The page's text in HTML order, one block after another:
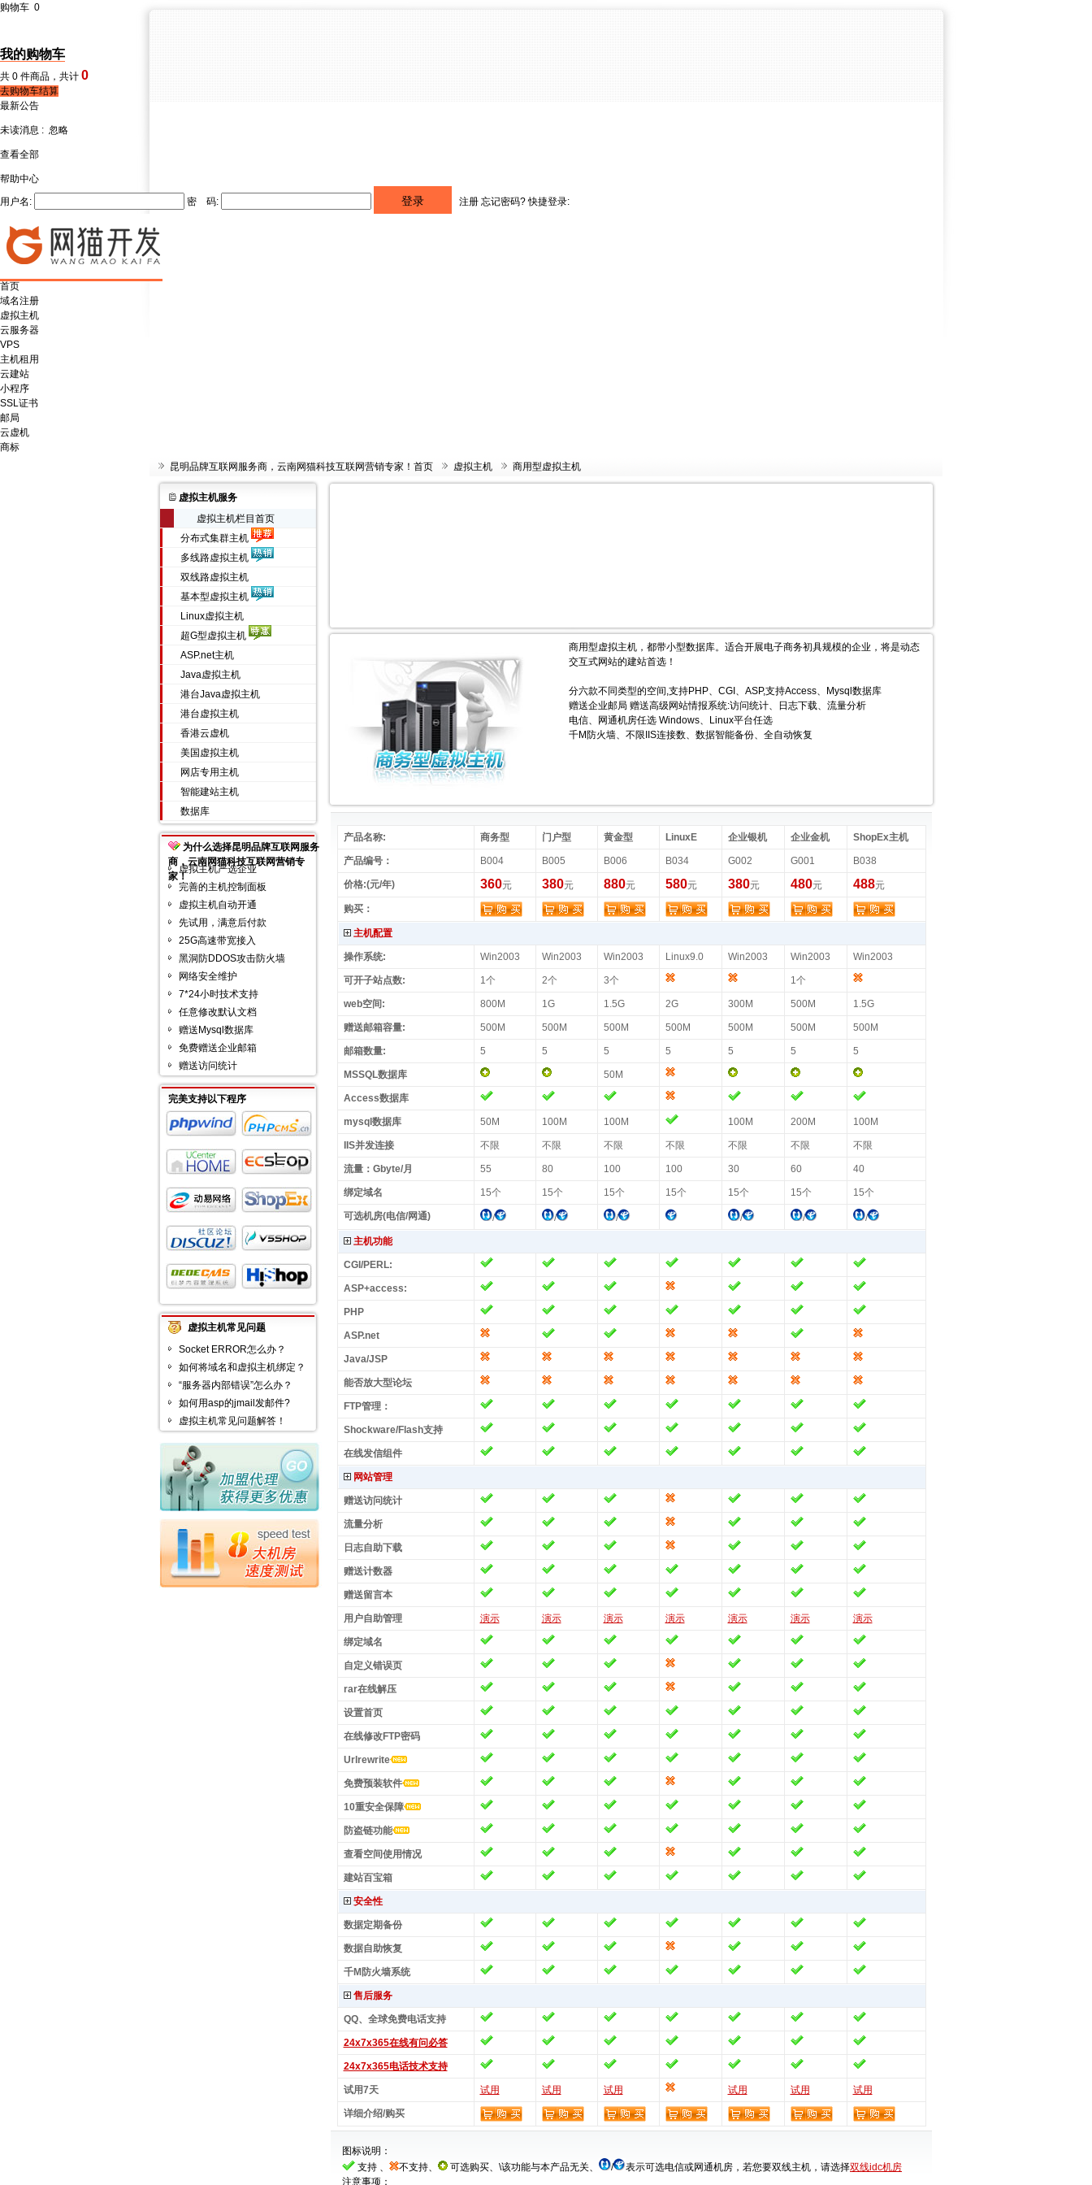
购物车 0
我的购物车
共 0 件商品，共计 0
去购物车结算
最新公告
未读消息 : 忽略
查看全部
帮助中心
用户名:
密 码: 注册 忘记密码? 快捷登录:
首页
域名注册
虚拟主机
云服务器
VPS
主机租用
云建站
小程序
SSL证书
邮局
云虚机
商标
昆明品牌互联网服务商，云南网猫科技互联网营销专家！首页
虚拟主机 商用型虚拟主机
虚拟主机服务
虚拟主机栏目首页
分布式集群主机
多线路虚拟主机
双线路虚拟主机
基本型虚拟主机
Linux虚拟主机
超G型虚拟主机
ASP.net主机
Java虚拟主机
港台Java虚拟主机
港台虚拟主机
香港云虚机
美国虚拟主机
网店专用主机
智能建站主机
数据库
为什么选择昆明品牌互联网服务
商，云南网猫科技互联网营销专
家！
虚拟主机严选企业
完善的主机控制面板
虚拟主机自动开通
先试用，满意后付款
25G高速带宽接入
黑洞防DDOS攻击防火墙
网络安全维护
7*24小时技术支持
任意修改默认文档
赠送Mysql数据库
免费赠送企业邮箱
赠送访问统计
完美支持以下程序
虚拟主机常见问题
Socket ERROR怎么办？
如何将域名和虚拟主机绑定？
“服务器内部错误”怎么办？
如何用asp的jmail发邮件?
虚拟主机常见问题解答！
商用型虚拟主机，都带小型数据库。适合开展电子商务初具规模的企业，将是动态
交互式网站的建站首选！
分六款不同类型的空间,支持PHP、CGI、ASP,支持Access、Mysql数据库
赠送企业邮局 赠送高级网站情报系统:访问统计、日志下载、流量分析
电信、网通机房任选 Windows、Linux平台任选
千M防火墙、不限IIS连接数、数据智能备份、全自动恢复
产品名称: 商务型 门户型 黄金型 LinuxE 企业银机 企业金机 ShopEx主机
产品编号： B004 B005 B006 B034 G002 G001 B038
价格:(元/年) 360元 380元 880元 580元 380元 480元 488元
购买：
主机配置
操作系统: Win2003 Win2003 Win2003 Linux9.0 Win2003 Win2003 Win2003
可开子站点数: 1个 2个 3个 1个
web空间: 800M 1G 1.5G 2G 300M 500M 1.5G
赠送邮箱容量: 500M 500M 500M 500M 500M 500M 500M
邮箱数量: 5 5 5 5 5 5 5
MSSQL数据库 50M
Access数据库
mysql数据库 50M 100M 100M 100M 200M 100M
IIS并发连接 不限 不限 不限 不限 不限 不限 不限
流量：Gbyte/月 55 80 100 100 30 60 40
绑定域名 15个 15个 15个 15个 15个 15个 15个
可选机房(电信/网通) / / / / / /
主机功能
CGI/PERL:
ASP+access:
PHP
ASP.net
Java/JSP
能否放大型论坛
FTP管理：
Shockware/Flash支持
在线发信组件
网站管理
赠送访问统计
流量分析
日志自助下载
赠送计数器
赠送留言本
用户自助管理 演示 演示 演示 演示 演示 演示 演示
绑定域名
自定义错误页
rar在线解压
设置首页
在线修改FTP密码
Urlrewrite
免费预装软件
10重安全保障
防盗链功能
查看空间使用情况
建站百宝箱
安全性
数据定期备份
数据自助恢复
千M防火墙系统
售后服务
QQ、全球免费电话支持
24x7x365在线有问必答
24x7x365电话技术支持
试用7天 试用 试用 试用 试用 试用 试用
详细介绍/购买
图标说明：
支持 、
不支持、 可选购买、\该功能与本产品无关、 / 表示可选电信或网通机房，若您要双线主机，请选择双线idc机房
注意事项：